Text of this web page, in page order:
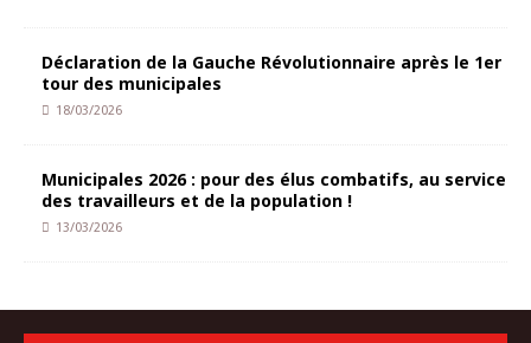
Déclaration de la Gauche Révolutionnaire après le 1er
tour des municipales
18/03/2026
Municipales 2026 : pour des élus combatifs, au service
des travailleurs et de la population !
13/03/2026